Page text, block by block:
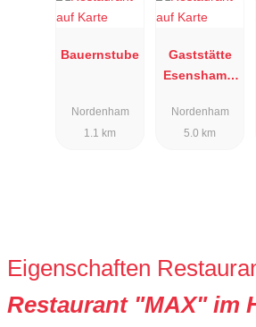
Bauernstube
Nordenham
1.1 km
Gaststätte
Esenshamm
Nordenham
5.0 km
Eigenschaften
Restaurant "MAX" im